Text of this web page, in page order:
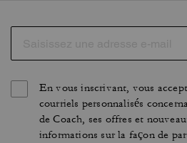
En vous inscrivant, vous
courriels personnalisés
de Coach, ses offres et
informations sur la façon de